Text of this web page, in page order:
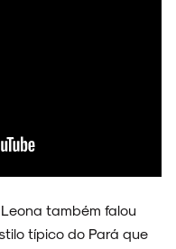
também falou
típico do Pará que